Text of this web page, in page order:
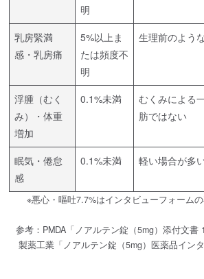
明
乳房緊満
感・乳房痛
5%以上ま
たは頻度不
明
生理前のよう
浮腫（むく
み）・体重
増加
0.1%未満
むくみによる
肪ではない
眠気・倦怠
感
0.1%未満 軽い場合が多
※悪心・嘔吐7.7%はインタビューフォーム
参考：PMDA「ノアルテン錠（5mg）添付文書
製薬工業「ノアルテン錠（5mg）医薬品イン